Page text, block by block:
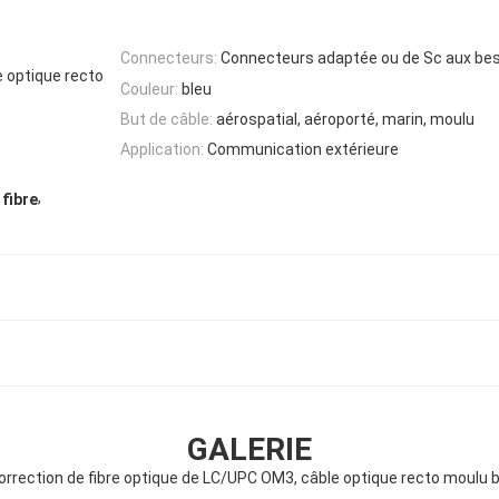
optique recto
Connecteurs: Connecteurs adaptée ou de Sc aux
Couleur: bleu
But de câble: aérospatial, aéroporté, marin, moulu
Application: Communication extérieure
fibre,
GALERIE
de fibre optique de LC/UPC OM3, câble optique recto moulu